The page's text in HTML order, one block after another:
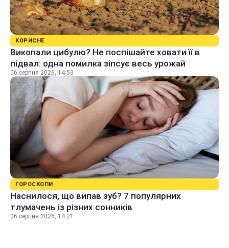
КОРИСНЕ
Викопали цибулю? Не поспішайте ховати її в
підвал: одна помилка зіпсує весь урожай
06 серпня 2026, 14:53
ГОРОСКОПИ
Наснилося, що випав зуб? 7 популярних
тлумачень із різних сонників
06 серпня 2026, 14:21